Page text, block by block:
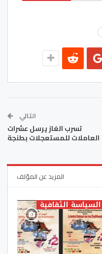
التالي
تسرب الغاز يرسل عشرات
العاملات للمستعجلات بطنجة
المزيد عن المؤلف
السياسة الثقافية